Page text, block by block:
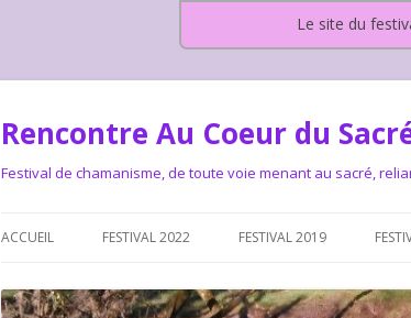
Le site du
Rencontre Au Coeur du
Festival de chamanisme, de toute voie menant au sacré,
ACCUEIL FESTIVAL 2022 FESTIVAL 2019